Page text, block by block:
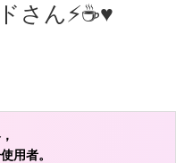
さん⚡️☕♥️
用者。